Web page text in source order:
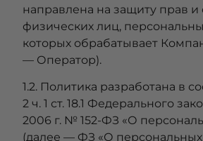
направлена на защиту прав и
физических лиц,
которых обрабатывает
— Оператор).
1.2. Политика разработана в
2 ч. 1 ст. 18.1 Федерального
2006 г. № 152-ФЗ «О
(далее — ФЗ «О персональных